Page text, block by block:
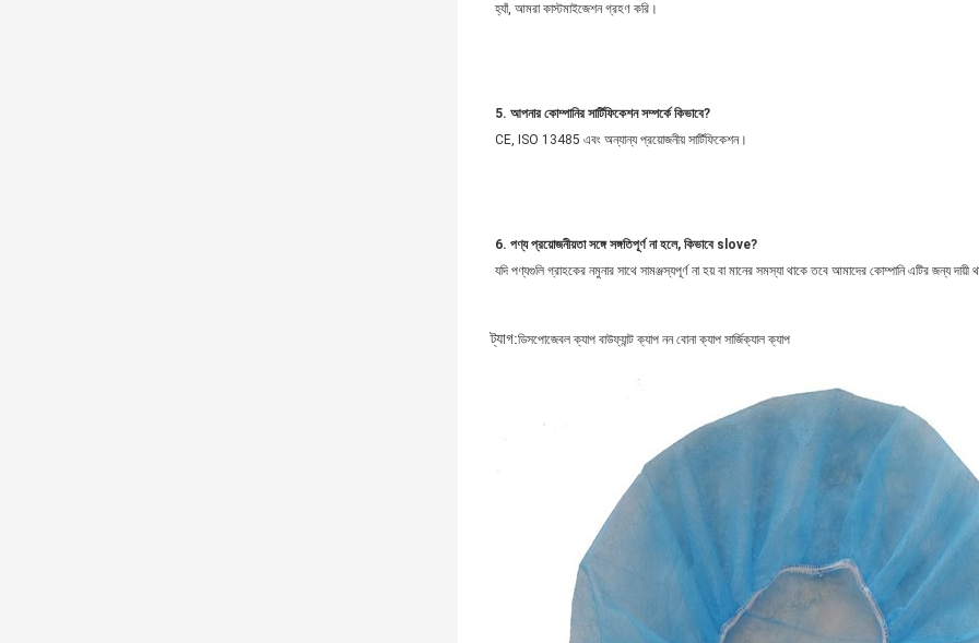
হ্যাঁ, আমরা কাস্টমাইজেশন গ্রহণ করি।
5. আপনার কোম্পানির সার্টিফিকেশন সম্পর্কে কিভাবে?
CE, ISO 13485 এবং অন্যান্য প্রয়োজনীয় সার্টিফিকেশন।
6. পণ্য প্রয়োজনীয়তা সঙ্গে সঙ্গতিপূর্ণ না হলে, কিভাবে slove?
যদি পণ্যগুলি গ্রাহকের নমুনার সাথে সামঞ্জস্যপূর্ণ না হয় বা মানের সমস্যা থাকে তবে আমাদের কোম্পানি এটির জন্য দায়ী
ট্যাগ:ডিসপোজেবল ক্যাপ বাউফ্যান্ট ক্যাপ নন বোনা ক্যাপ সার্জিক্যাল ক্যাপ